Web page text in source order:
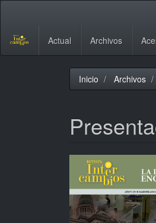
principal
Barra
Actual Archivos
Inicio Archivos
Barra
lateral
del